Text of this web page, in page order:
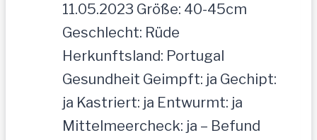
11.05.2023 Größe: 40-45cm
Geschlecht: Rüde
Herkunftsland: Portugal
Gesundheit Geimpft: ja Gechipt:
ja Kastriert: ja Entwurmt: ja
Mittelmeercheck: ja – Befund